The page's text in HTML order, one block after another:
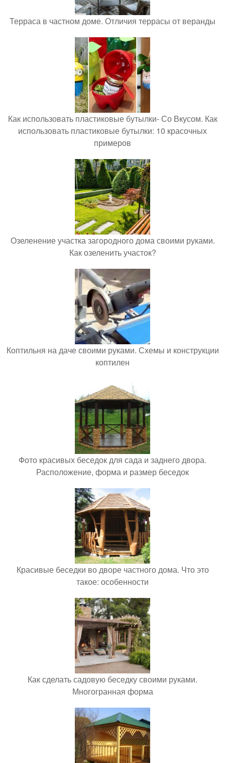
Терраса в частном доме. Отличия террасы от веранды
Как использовать пластиковые бутылки- Со Вкусом. Как
использовать пластиковые бутылки: 10 красочных
примеров
Озеленение участка загородного дома своими руками.
Как озеленить участок?
Коптильня на даче своими руками. Схемы и конструкции
коптилен
Фото красивых беседок для сада и заднего двора.
Расположение, форма и размер беседок
Красивые беседки во дворе частного дома. Что это
такое: особенности
Как сделать садовую беседку своими руками.
Многогранная форма